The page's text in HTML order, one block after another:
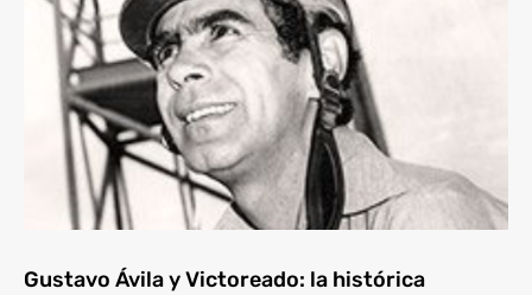
Gustavo Ávila y Victoreado: la histórica